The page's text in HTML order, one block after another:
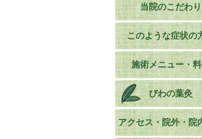
当院のこだわり
このような症状の
施術メニュー・
びわの葉灸
アクセス・院外・院